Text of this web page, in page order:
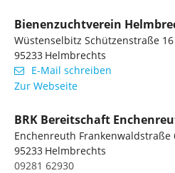
Bienenzuchtverein
Wüstenselbitz Schützenstraße 16
95233 Helmbrechts
E-Mail schreiben
Zur Webseite
BRK Bereitschaft
Enchenreuth Frankenwaldstraße
95233 Helmbrechts
09281 62930